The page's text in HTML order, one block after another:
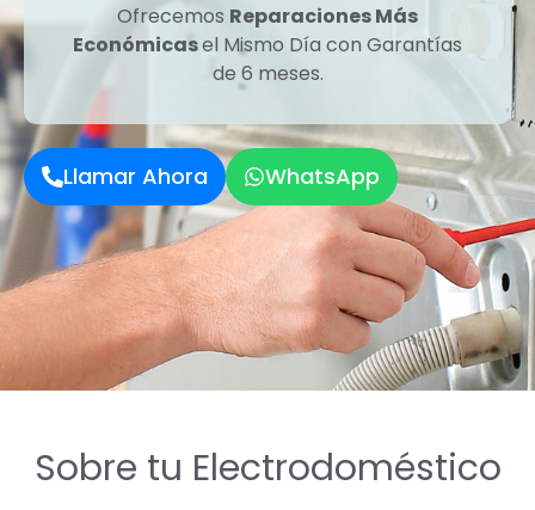
Ofrecemos Reparaciones Más
Económicasel Mismo Día con Garantías
de 6 meses.
Llamar Ahora WhatsApp
Sobre tu Electrodoméstico